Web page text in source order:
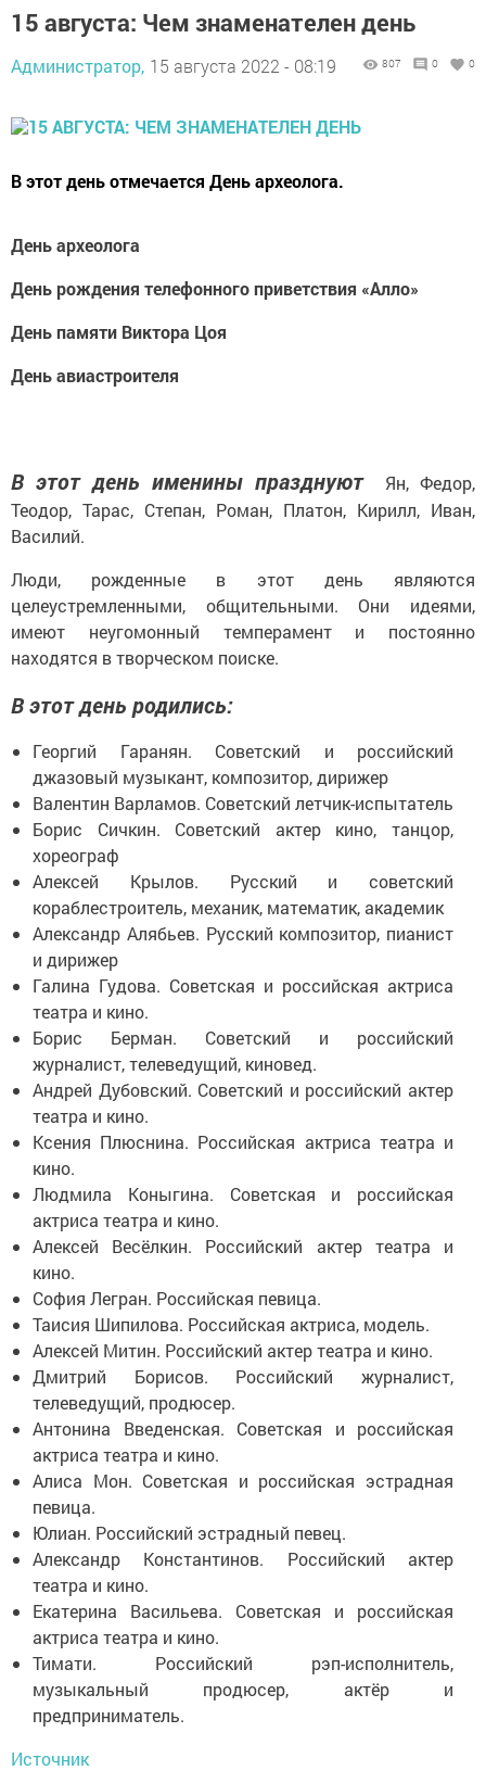
15 августа: Чем знаменателен день
Администратор, 15 августа 2022 - 08:19 807 0 0
В этот день отмечается День археолога.
День археолога
День рождения телефонного приветствия «Алло»
День памяти Виктора Цоя
День авиастроителя
В этот день именины празднуютЯн, Федор,
Теодор, Тарас, Степан, Роман, Платон, Кирилл, Иван,
Василий.
Люди, рожденные в этот день являются
целеустремленными, общительными. Они идеями,
имеют неугомонный темперамент и постоянно
находятся в творческом поиске.
В этот день родились:
Георгий Гаранян. Советский и российский
джазовый музыкант, композитор, дирижер
Валентин Варламов. Советский летчик-испытатель
Борис Сичкин. Советский актер кино, танцор,
хореограф
Алексей Крылов. Русский и советский
кораблестроитель, механик, математик, академик
Александр Алябьев. Русский композитор, пианист
и дирижер
Галина Гудова. Советская и российская актриса
театра и кино.
Борис Берман. Советский и российский
журналист, телеведущий, киновед.
Андрей Дубовский. Советский и российский актер
театра и кино.
Ксения Плюснина. Российская актриса театра и
кино.
Людмила Коныгина. Советская и российская
актриса театра и кино.
Алексей Весёлкин. Российский актер театра и
кино.
София Легран. Российская певица.
Таисия Шипилова. Российская актриса, модель.
Алексей Митин. Российский актер театра и кино.
Дмитрий Борисов. Российский журналист,
телеведущий, продюсер.
Антонина Введенская. Советская и российская
актриса театра и кино.
Алиса Мон. Советская и российская эстрадная
певица.
Юлиан. Российский эстрадный певец.
Александр Константинов. Российский актер
театра и кино.
Екатерина Васильева. Советская и российская
актриса театра и кино.
Тимати. Российский рэп-исполнитель,
музыкальный продюсер, актёр и
предприниматель.
Источник